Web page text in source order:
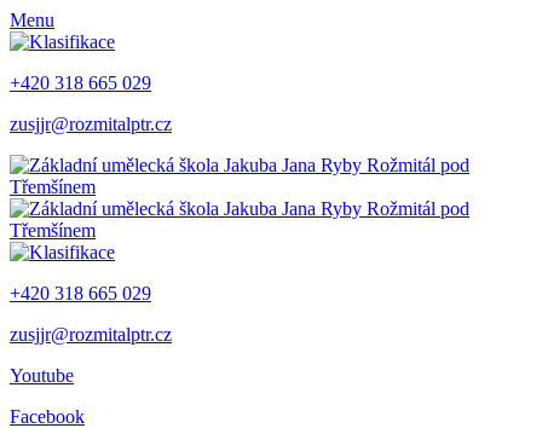
Menu
+420 318 665 029
zusjjr@rozmitalptr.cz
+420 318 665 029
zusjjr@rozmitalptr.cz
Youtube
Facebook